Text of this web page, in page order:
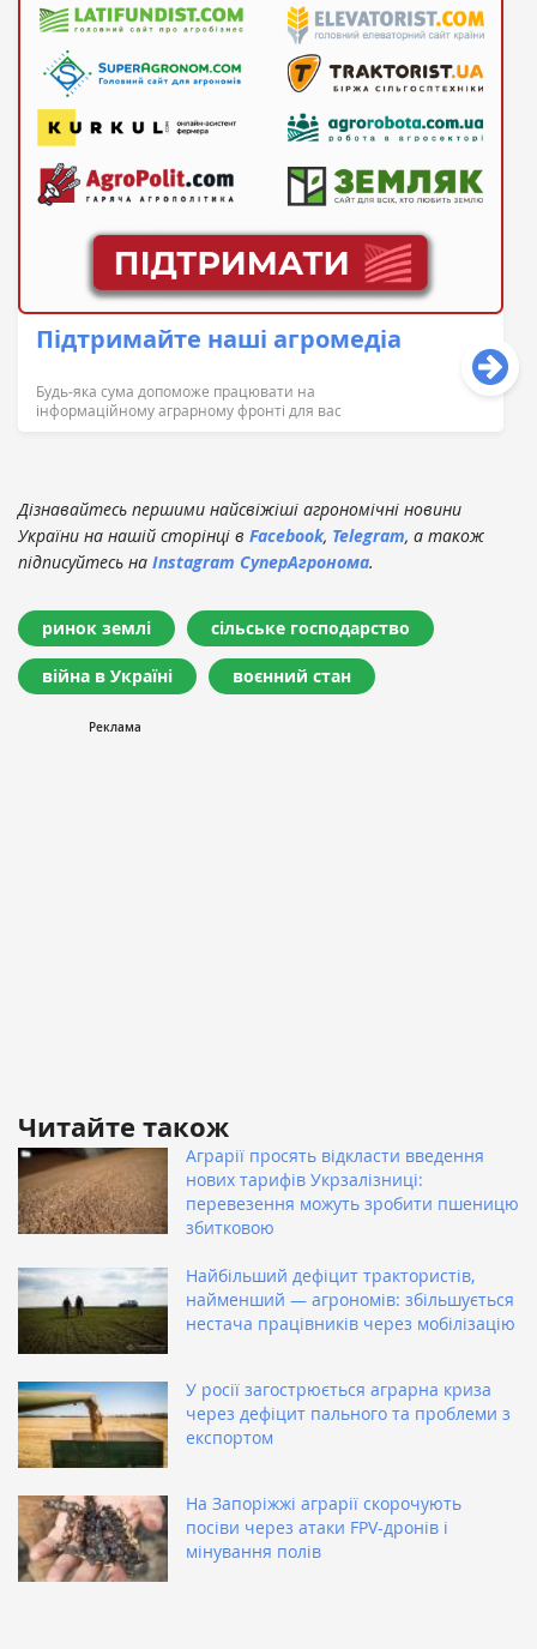
Підтримайте наші агромедіа
Будь-яка сума допоможе працювати на
інформаційному аграрному фронті для вас
Дізнавайтесь першими найсвіжіші агрономічні новини
України на нашій сторінці в Facebook, Telegram, а також
підписуйтесь на Instagram СуперАгронома.
ринок землі сільське господарство
війна в Україні воєнний стан
Читайте також
Аграрії просять відкласти введення
нових тарифів Укрзалізниці:
перевезення можуть зробити пшеницю
збитковою
Найбільший дефіцит трактористів,
найменший — агрономів: збільшується
нестача працівників через мобілізацію
У росії загострюється аграрна криза
через дефіцит пального та проблеми з
експортом
На Запоріжжі аграрії скорочують
посіви через атаки FPV-дронів і
мінування полів